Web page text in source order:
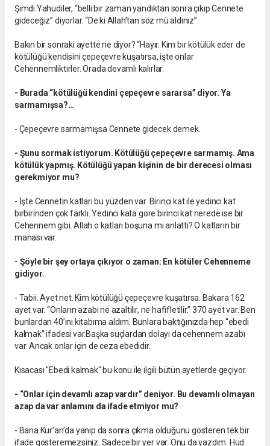
Şimdi Yahudiler, “belli bir zaman yandıktan sonra çıkıp Cennete
gideceğiz” diyorlar. “De ki Allah’tan söz mü aldınız”
Bakın bir sonraki ayette ne diyor? “Hayır. Kim bir kötülük eder de
kötülüğü kendisini çepeçevre kuşatırsa, işte onlar
Cehennemliktirler. Orada devamlı kalırlar.
- Burada “kötülüğü kendini çepeçevre sararsa” diyor. Ya
sarmamışsa?…
- Çepeçevre sarmamışsa Cennete gidecek demek.
- Şunu sormak istiyorum. Kötülüğü çepeçevre sarmamış. Ama
kötülük yapmış. Kötülüğü yapan kişinin de bir derecesi olması
gerekmiyor mu?
- İşte Cennetin katları bu yüzden var. Birinci kat ile yedinci kat
birbirinden çok farklı. Yedinci kata göre birinci kat nerede ise bir
Cehennem gibi. Allah o katları boşuna mı anlattı? O katların bir
manası var.
- Şöyle bir şey ortaya çıkıyor o zaman: En kötüler Cehenneme
gidiyor.
- Tabii. Ayet net. Kim kötülüğü çepeçevre kuşatırsa. Bakara 162
ayet var. “Onların azabı ne azaltılır, ne hafifletilir.” 370 ayet var. Ben
bunlardan 40’ını kitabıma aldım. Bunlara baktığınızda hep “ebedi
kalmak” ifadesi var.Başka suçlardan dolayı da cehennem azabı
var. Ancak onlar için de ceza ebedidir.
Kısacası "Ebedi kalmak" bu konu ile ilgili bütün ayetlerde geçiyor.
- “Onlar için devamlı azap vardır” deniyor. Bu devamlı olmayan
azap da var anlamını da ifade etmiyor mu?
- Bana Kur’an’da yanıp da sonra çıkma olduğunu gösteren tek bir
ifade gösteremezsiniz. Sadece bir yer var. Onu da yazdım. Hud